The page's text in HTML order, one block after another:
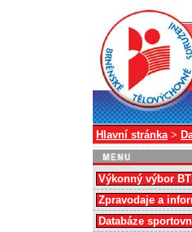
Hlavní stránka>
Výkonný výbor
Zpravodaje a
Databáze